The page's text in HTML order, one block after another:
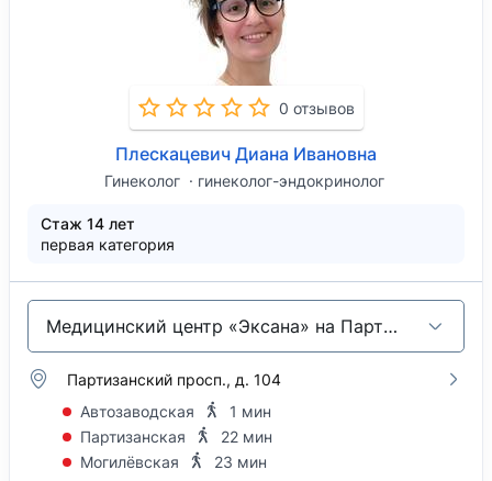
0 отзывов
Плескацевич Диана Ивановна
Гинеколог гинеколог-эндокринолог
Стаж 14 лет
первая категория
Медицинский центр «Эксана» на Партизанском проспекте
Партизанский просп., д. 104
Автозаводская
1 мин
Партизанская
22 мин
Могилёвская
23 мин